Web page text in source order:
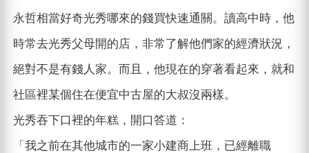
永哲相當好奇光秀哪來的錢買快速通關。讀高中時，他
時常去光秀父母開的店，非常了解他們家的經濟狀況，
絕對不是有錢人家。而且，他現在的穿著看起來，就和
社區裡某個住在便宜中古屋的大叔沒兩樣。
光秀吞下口裡的年糕，開口答道：
「我之前在其他城市的一家小建商上班，已經離職